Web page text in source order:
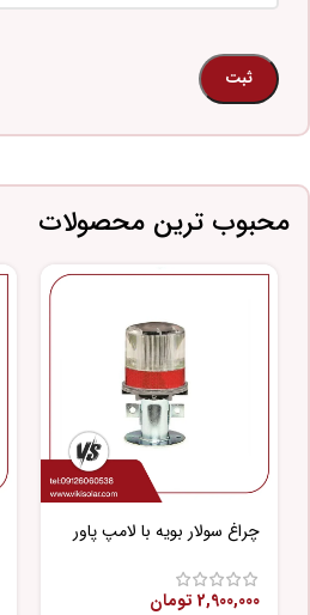
محبوب ترین محصولات
چراغ سولار بویه با لامپ پاور
2,900,000 تومان